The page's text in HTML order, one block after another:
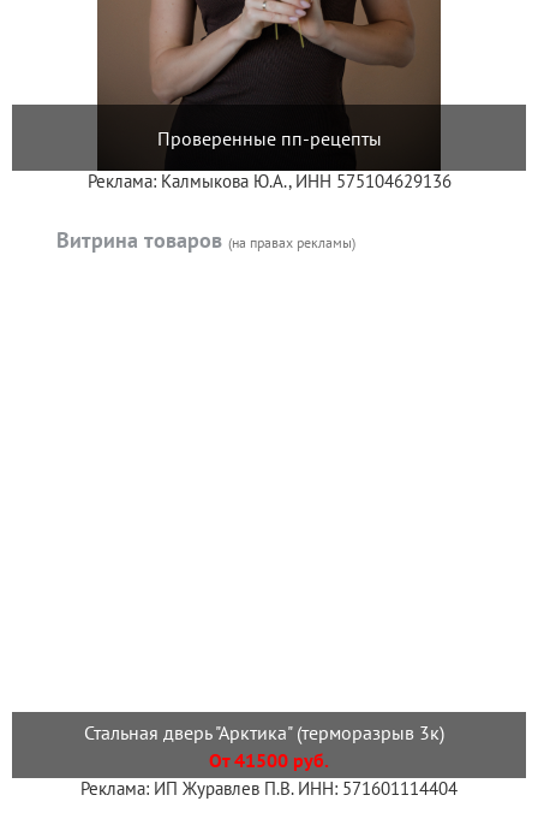
Проверенные пп-рецепты
Реклама: Калмыкова Ю.А., ИНН 575104629136
Витрина товаров (на правах рекламы)
Стальная дверь "Арктика" (терморазрыв 3к)
От 41500 руб.
Реклама: ИП Журавлев П.В. ИНН: 571601114404